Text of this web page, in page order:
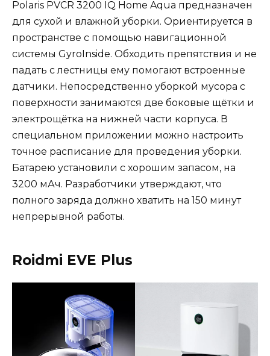
Polaris PVCR 3200 IQ Home Aqua предназначен
для сухой и влажной уборки. Ориентируется в
пространстве с помощью навигационной
системы GyroInside. Обходить препятствия и не
падать с лестницы ему помогают встроенные
датчики. Непосредственно уборкой мусора с
поверхности занимаются две боковые щётки и
электрощётка на нижней части корпуса. В
специальном приложении можно настроить
точное расписание для проведения уборки.
Батарею установили с хорошим запасом, на
3200 мАч. Разработчики утверждают, что
полного заряда должно хватить на 150 минут
непрерывной работы.
Roidmi EVE Plus